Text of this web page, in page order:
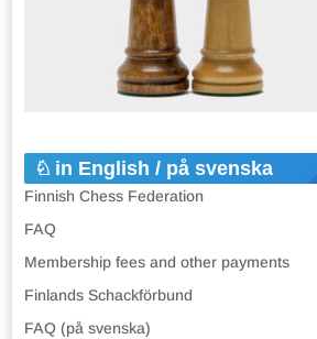
in English / på svenska
Finnish Chess Federation
FAQ
Membership fees and other payments
Finlands Schackförbund
FAQ (på svenska)